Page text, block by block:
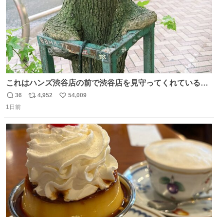
これはハンズ渋谷店の前で渋谷店を見守ってくれている
「くつろ木」。
返
信
36
リ
ト
数
4,952
い
数
54,009
1日前